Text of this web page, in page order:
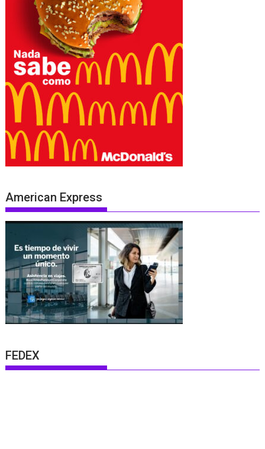
American Express
FEDEX